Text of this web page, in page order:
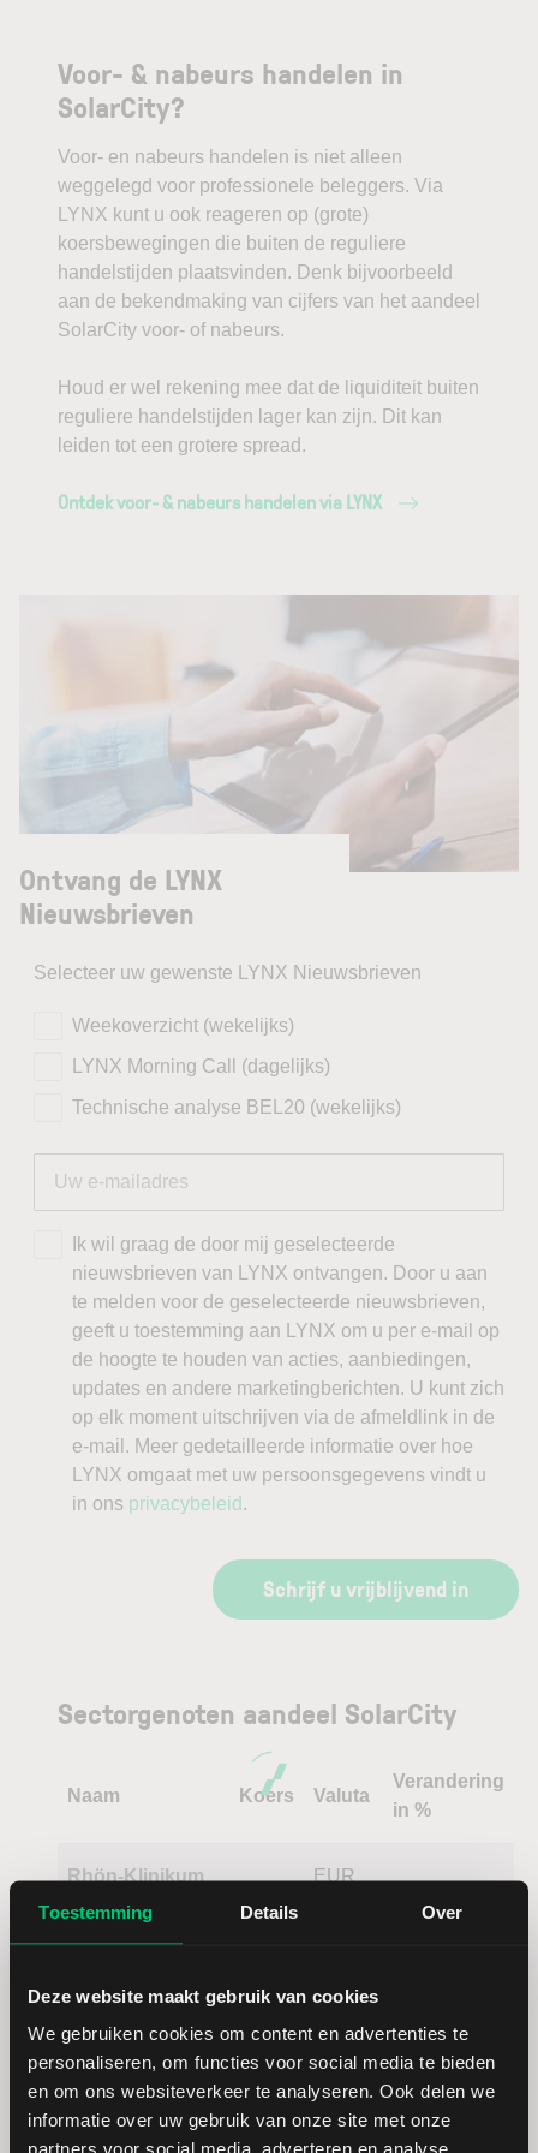
Toestemming Details Over
Deze website maakt gebruik van cookies
We gebruiken cookies om content en advertenties te
personaliseren, om functies voor social media te bieden
en om ons websiteverkeer te analyseren. Ook delen we
informatie over uw gebruik van onze site met onze
partners voor social media, adverteren en analyse.
Voor- & nabeurs handelen in
SolarCity?
Voor- en nabeurs handelen is niet alleen
weggelegd voor professionele beleggers. Via
LYNX kunt u ook reageren op (grote)
koersbewegingen die buiten de reguliere
handelstijden plaatsvinden. Denk bijvoorbeeld
aan de bekendmaking van cijfers van het aandeel
SolarCity voor- of nabeurs.
Houd er wel rekening mee dat de liquiditeit buiten
reguliere handelstijden lager kan zijn. Dit kan
leiden tot een grotere spread.
Ontdek voor- & nabeurs handelen via LYNX
Ontvang de LYNX
Nieuwsbrieven
Selecteer uw gewenste LYNX Nieuwsbrieven
Weekoverzicht (wekelijks)
LYNX Morning Call (dagelijks)
Technische analyse BEL20 (wekelijks)
Ik wil graag de door mij geselecteerde
nieuwsbrieven van LYNX ontvangen. Door u aan
te melden voor de geselecteerde nieuwsbrieven,
geeft u toestemming aan LYNX om u per e-mail op
de hoogte te houden van acties, aanbiedingen,
updates en andere marketingberichten. U kunt zich
op elk moment uitschrijven via de afmeldlink in de
e-mail. Meer gedetailleerde informatie over hoe
LYNX omgaat met uw persoonsgegevens vindt u
in ons privacybeleid .
Schrijf u vrijblijvend in
Sectorgenoten aandeel SolarCity
Naam Koers Valuta
Verandering
in %
Rhön-Klinikum EUR
Barclays
Teva
Pharmaceuticals
USD
Draegerwerk EUR